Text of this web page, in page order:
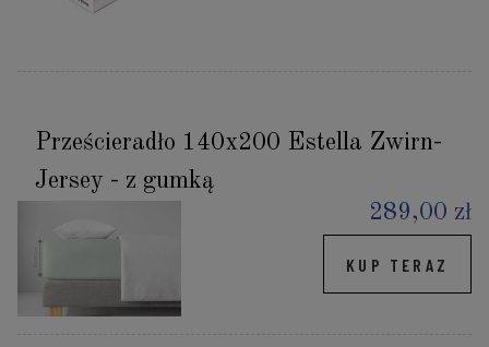
Prześcieradło 140x200 Estella Zwirn-
Jersey - z gumką
289,00 zł
KUP TERAZ